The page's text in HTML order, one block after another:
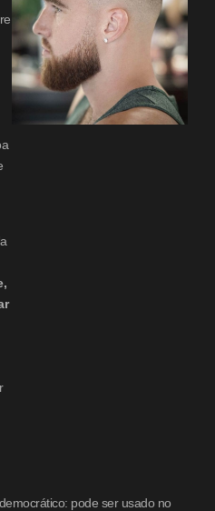
pode ser usado no